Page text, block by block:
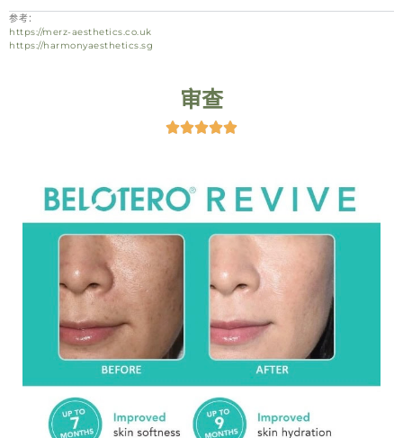
参考：
https://merz-aesthetics.co.uk
https://harmonyaesthetics.sg
审查
